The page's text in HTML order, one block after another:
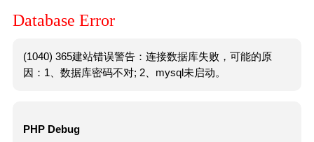
Database Error
(1040) 365建站错误警告：连接数据库失败，可能的原
因：1、数据库密码不对; 2、mysql未启动。
PHP Debug